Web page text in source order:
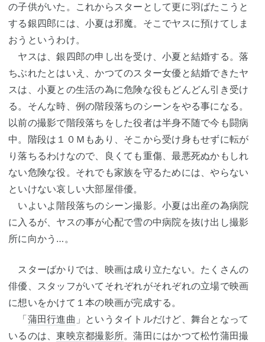
の子供がいた。これからスターとして更に羽ばたこうと
する銀四郎には、小夏は邪魔。そこでヤスに預けてしま
おうというわけ。
ヤスは、銀四郎の申し出を受け、小夏と結婚する。落
ちぶれたとはいえ、かつてのスター女優と結婚できたヤ
スは、小夏との生活の為に危険な役もどんどん引き受け
る。そんな時、例の階段落ちのシーンをやる事になる。
以前の撮影で階段落ちをした役者は半身不随で今も闘病
中。階段は１０Ｍもあり、そこから受け身もせずに転が
り落ちるわけなので、良くても重傷、最悪死ぬかもしれ
ない危険な役。それでも家族を守るためには、やらない
といけない哀しい大部屋俳優。
いよいよ階段落ちのシーン撮影。小夏は出産の為病院
に入るが、ヤスの事が心配で雪の中病院を抜け出し撮影
所に向かう…。
スターばかりでは、映画は成り立たない。たくさんの
俳優、スタッフがいてそれぞれがそれぞれの立場で映画
に想いをかけて１本の映画が完成する。
「蒲田行進曲 」というタイトルだけど、舞台となって
いるのは、東映京都撮影所。蒲田にはかつて松竹蒲田撮